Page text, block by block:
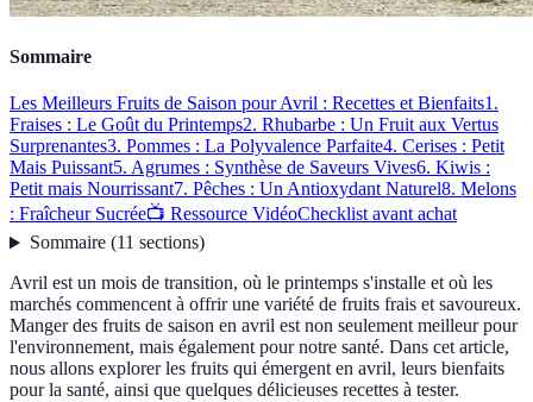
Sommaire
Les Meilleurs Fruits de Saison pour Avril : Recettes et Bienfaits1.
Fraises : Le Goût du Printemps2. Rhubarbe : Un Fruit aux Vertus
Surprenantes3. Pommes : La Polyvalence Parfaite4. Cerises : Petit
Mais Puissant5. Agrumes : Synthèse de Saveurs Vives6. Kiwis :
Petit mais Nourrissant7. Pêches : Un Antioxydant Naturel8. Melons
: Fraîcheur Sucrée📺 Ressource VidéoChecklist avant achat
Sommaire(11 sections)
Avril est un mois de transition, où le printemps s'installe et où les
marchés commencent à offrir une variété de fruits frais et savoureux.
Manger des fruits de saison en avril est non seulement meilleur pour
l'environnement, mais également pour notre santé. Dans cet article,
nous allons explorer les fruits qui émergent en avril, leurs bienfaits
pour la santé, ainsi que quelques délicieuses recettes à tester.